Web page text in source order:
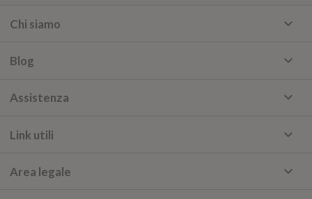
Chi siamo keyboard_arrow_down
Blog keyboard_arrow_down
Assistenza keyboard_arrow_down
Link utili keyboard_arrow_down
Area legale keyboard_arrow_down